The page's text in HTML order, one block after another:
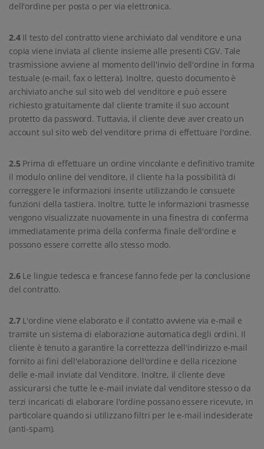
dell'ordine per posta o per via elettronica.
2.4Il testo del contratto viene archiviato dal venditore e una
copia viene inviata al cliente insieme alle presenti CGV. Tale
trasmissione avviene al momento dell'invio dell'ordine in forma
testuale (e-mail, fax o lettera). Inoltre, questo documento è
archiviato anche sul sito web del venditore e può essere
richiesto gratuitamente dal cliente tramite il suo account
protetto da password. Tuttavia, il cliente deve aver creato un
account sul sito web del venditore prima di effettuare l'ordine.
2.5 Prima di effettuare un ordine vincolante e definitivo tramite
il modulo online del venditore, il cliente ha la possibilità di
correggere le informazioni inserite utilizzando le consuete
funzioni della tastiera. Inoltre, tutte le informazioni trasmesse
vengono visualizzate nuovamente in una finestra di conferma
immediatamente prima della conferma finale dell'ordine e
possono essere corrette allo stesso modo.
2.6Le lingue tedesca e francese fanno fede per la conclusione
del contratto.
2.7L'ordine viene elaborato e il contatto avviene via e-mail e
tramite un sistema di elaborazione automatica degli ordini. Il
cliente è tenuto a garantire la correttezza dell'indirizzo e-mail
fornito ai fini dell'elaborazione dell'ordine e della ricezione
delle e-mail inviate dal Venditore. Inoltre, il cliente deve
assicurarsi che tutte le e-mail inviate dal venditore stesso o da
terzi incaricati di elaborare l'ordine possano essere ricevute, in
particolare quando si utilizzano filtri per le e-mail indesiderate
(anti-spam).